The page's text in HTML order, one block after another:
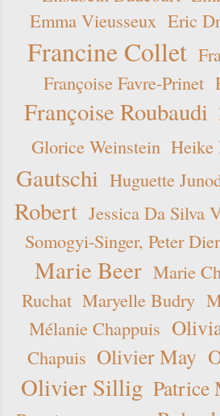
Emma Vieusseux Eric
Francine Collet
Françoise Favre-Prinet
Françoise Roubaudi
Glorice Weinstein Heike
Gautschi Huguette
Robert Jessica Da Silva
Somogyi-Singer, Peter
Marie Beer Marie
Ruchat Maryelle Budry
Mélanie Chappuis
Chapuis Olivier May
Olivier Sillig Patrice